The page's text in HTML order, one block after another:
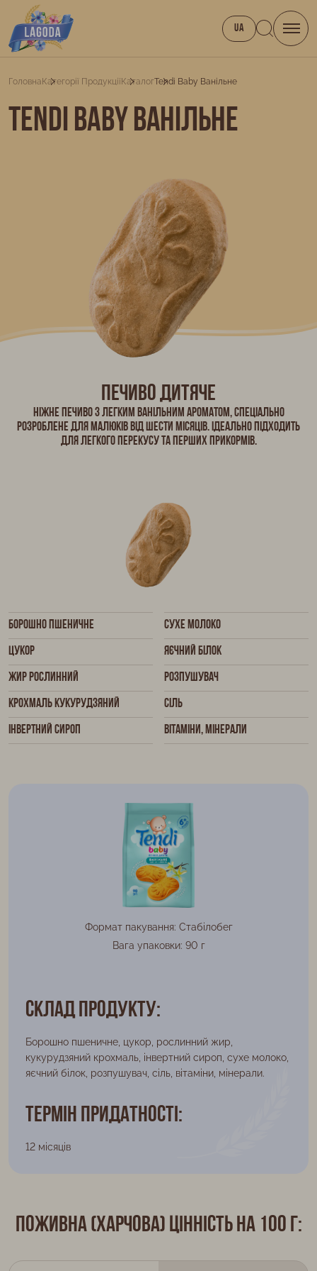
UA
Головна Категорії ПродукціїКаталогTendi Baby Ванільне
Tendi Baby ванільне
Печиво дитяче
Ніжне печиво з легким ванільним ароматом, спеціально
розроблене для малюків від шести місяців. Ідеально підходить
для легкого перекусу та перших прикормів.
Борошно пшеничне
Цукор
Жир рослинний
Крохмаль кукурудзяний
Інвертний сироп
Сухе молоко
Яєчний білок
Розпушувач
Сіль
Вітаміни, мінерали
Формат пакування: Стабілобег
Вага упаковки: 90 г
Склад продукту:
Борошно пшеничне, цукор, рослинний жир,
кукурудзяний крохмаль, інвертний сироп, сухе молоко,
яєчний білок, розпушувач, сіль, вітаміни, мінерали.
Термін придатності:
12 місяців
Поживна (харчова) цінність на 100 г: